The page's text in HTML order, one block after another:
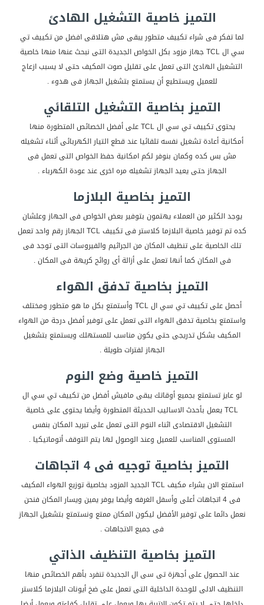
التميز خاصية التشغيل الهادئ
لما تفكر فى شراء تكييف متطور يبقى مش هتلاقى افضل من تكييف تي
سي ال TCL جهاز مزود بكل الخواص الجديدة التى نبحث عنها منها خاصية
التشغيل الهادئ التى تعمل على تقليل صوت المكيف حتى لا يسبب ازعاج
للعميل ويستطيع أن يستمتع بتشغيل الجهاز فى هدوء .
التميز بخاصية التشغيل التلقائي
يحتوى تكييف تي سي ال TCL على أفضل الخصائص المتطورة منها
أمكانية أعادة تشغيل نفسه تلقائيا عند قطع التيار الكهربائى أثناء تشغيله
مش بس كده وكمان بنوفر لكم امكانية حفظ الخواص التى تعمل فى
الجهاز حتى يعيد الجهاز تشغيله مره اخرى عند عودة الكهرباء .
التميز بخاصية البلازما
يوجد الكثير من العملاء يهتمون بتوفير بعض الخواص فى الجهاز وعلشان
كده تم توفير خاصية البلازما كلاستر فى تكييف TCL الجهاز رقم واحد تعمل
تلك الخاصية على تنظيف المكان من الجراثيم والفيروسات التى توجد فى
فى المكان كما أنها تعمل على أزالة أى روائح كريهة فى المكان .
التميز بخاصية تدفق الهواء
أحصل على تكييف تي سي ال TCL وأستمتع بكل ما هو متطور ومختلف
واستمتع بخاصية تدفق الهواء التى تعمل على توفير أفضل درجة من الهواء
المكيف بشكل تدريجى حتى يكون مناسب للمستهلك ويستمتع بتشغيل
الجهاز لفترات طويلة .
التميز خاصية وضع النوم
لو عايز تستمتع بجميع أوقاتك يبقى مافيش أفضل من تكييف تي سي ال
TCL يعمل بأحدث الاساليب الحديثة المتطورة وأيضا يحتوى على خاصية
التشغيل الاقتصادى اثناء النوم التى تعمل على تبريد المكان بنفس
المستوى المناسب للعميل وعند الوصول لها يتم التوقف أتوماتيكيا .
التميز بخاصية توجيه فى 4 اتجاهات
استمتع الان بشراء مكيف TCL الجديد المزود بخاصية توزيع الهواء المكيف
فى 4 اتجاهات أعلى وأسفل الغرفه وأيضا يوفر يمين ويسار المكان فنحن
نعمل دائما على توفير الأفضل ليكون المكان ممتع ونستمتع بتشغيل الجهاز
فى جميع الاتجاهات .
التميز بخاصية التنظيف الذاتي
عند الحصول على أجهزة تى سى ال الجديدة تنفرد بأهم الخصائص منها
التنظيف الالى للوحدة الداخلية التى تعمل على ضخ أيونات البلازما كلاستر